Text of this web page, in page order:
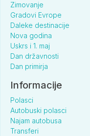
Zimovanje
Gradovi Evrope
Daleke destinacije
Nova godina
Uskrs i 1. maj
Dan državnosti
Dan primirja
Informacije
Polasci
Autobuski polasci
Najam autobusa
Transferi